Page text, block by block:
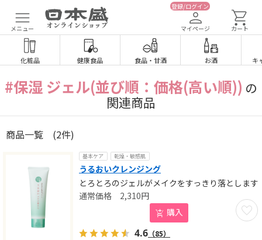
メニュー
登録/ログイン
マイページ カート
化粧品 健康食品 食品・ 甘酒 お酒 キ
#保湿 ジェル(並び順：価格(高い順)) の
関連商品
商品一覧 (2件)
基本ケア 乾燥・敏感肌
うるおいクレンジング
とろとろのジェルがメイクをすっきり落とします
お気
2,310円
購入
4.6 （85）